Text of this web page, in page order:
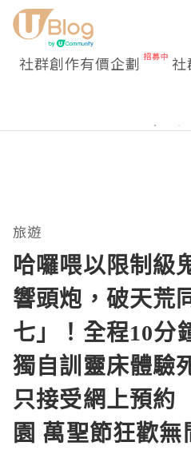
社群創作有價企劃
旅遊
哈囉喂以限制級
響頭炮，破天荒
七」！全程10分
獨自訓靈床體驗
只接受網上預
園 萬聖節狂歡無